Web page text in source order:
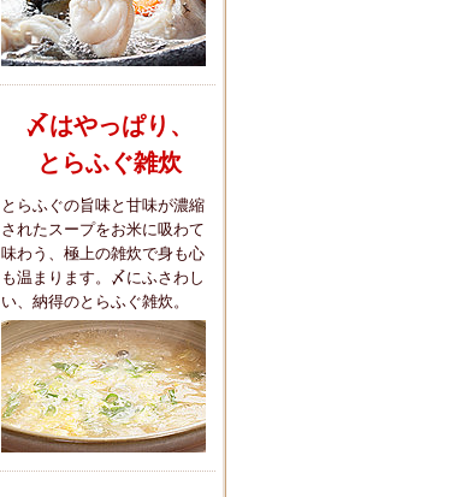
〆はやっぱり、
とらふぐ雑炊
とらふぐの旨味と甘味が濃縮
されたスープをお米に吸わて
味わう、極上の雑炊で身も心
も温まります。〆にふさわし
い、納得のとらふぐ雑炊。